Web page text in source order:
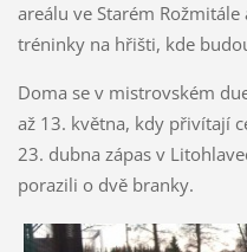
areálu ve Starém
tréninky na hřišti, kde
Doma se v mistrovském
až 13. května, kdy přivítají
23. dubna zápas v
porazili o dvě branky.